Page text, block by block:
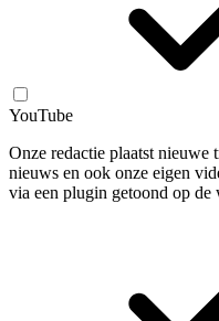
YouTube
Onze redactie plaatst nieuwe
nieuws en ook onze eigen
via een plugin getoond op de